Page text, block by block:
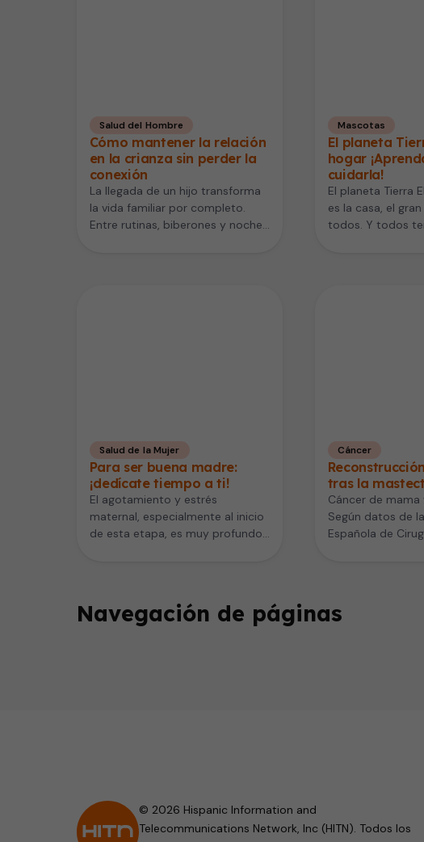
Salud del Hombre
Cómo mantener la relación
en la crianza sin perder la
conexión
La llegada de un hijo transforma
la vida familiar por completo.
Entre rutinas, biberones y noches
Mascotas
El planeta
hogar
cuidarla!
El planeta Tierra
es la casa, el
todos. Y todos
Salud de la Mujer
Para ser buena madre:
¡dedícate tiempo a ti!
El agotamiento y estrés
maternal, especialmente al inicio
de esta etapa, es muy profundo
Cáncer
tras la
Cáncer de
Según datos de
Española de
Navegación de páginas
© 2026 Hispanic Information and
Telecommunications Network, Inc (HITN). Todos los